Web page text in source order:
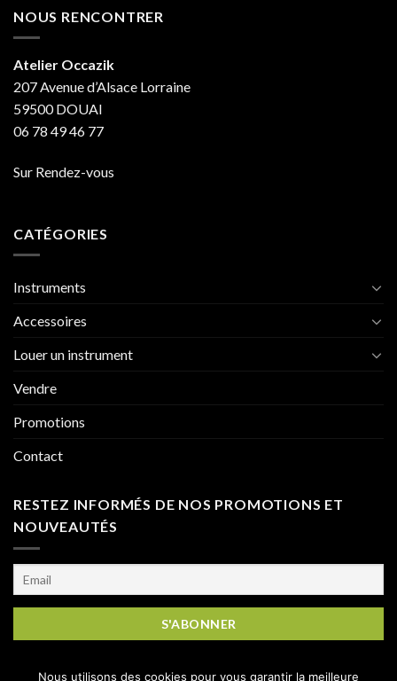
NOUS RENCONTRER
Atelier Occazik
207 Avenue d’Alsace Lorraine
59500 DOUAI
06 78 49 46 77
Sur Rendez-vous
CATÉGORIES
Instruments
Accessoires
Louer un instrument
Vendre
Promotions
Contact
RESTEZ INFORMÉS DE NOS PROMOTIONS ET
NOUVEAUTÉS
Nous utilisons des cookies pour vous garantir la meilleure